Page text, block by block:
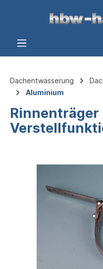
springen
Dachentwässerung
Aluminium
Rinnenträger